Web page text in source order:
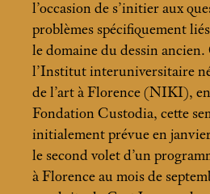
l’occasion de s’initier aux
problèmes spécifiquement
le domaine du dessin ancien.
l’Institut interuniversitaire
de l’art à Florence (NIKI),
Fondation Custodia, cette
initialement prévue en
le second volet d’un
à Florence au mois de